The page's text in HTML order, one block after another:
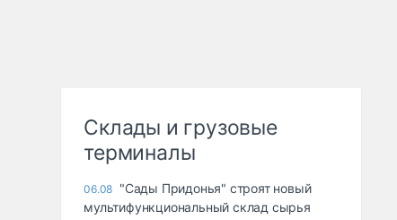
Склады и грузовые
терминалы
06.08 "Сады Придонья" строят новый
мультифункциональный склад сырья